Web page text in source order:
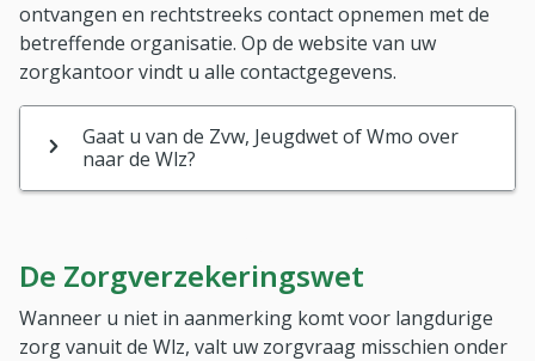
ontvangen en rechtstreeks contact opnemen met de
betreffende organisatie. Op de website van uw
zorgkantoor vindt u alle contactgegevens.
Gaat u van de Zvw, Jeugdwet of Wmo over
naar de Wlz?
De Zorgverzekeringswet
Wanneer u niet in aanmerking komt voor langdurige
zorg vanuit de Wlz, valt uw zorgvraag misschien onder